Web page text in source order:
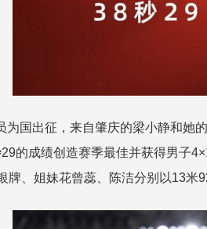
为国出征，来自肇庆的梁小静和她
的成绩创造赛季最佳并获得男子
牌、姐妹花曾蕊、陈洁分别以13